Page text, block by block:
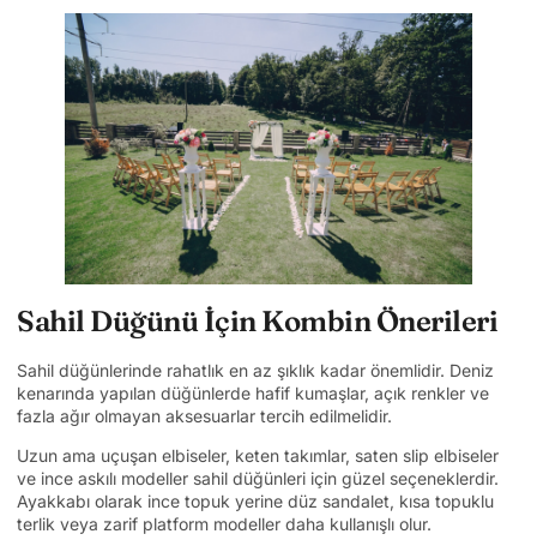
Sahil Düğünü İçin Kombin Önerileri
Sahil düğünlerinde rahatlık en az şıklık kadar önemlidir. Deniz
kenarında yapılan düğünlerde hafif kumaşlar, açık renkler ve
fazla ağır olmayan aksesuarlar tercih edilmelidir.
Uzun ama uçuşan elbiseler, keten takımlar, saten slip elbiseler
ve ince askılı modeller sahil düğünleri için güzel seçeneklerdir.
Ayakkabı olarak ince topuk yerine düz sandalet, kısa topuklu
terlik veya zarif platform modeller daha kullanışlı olur.